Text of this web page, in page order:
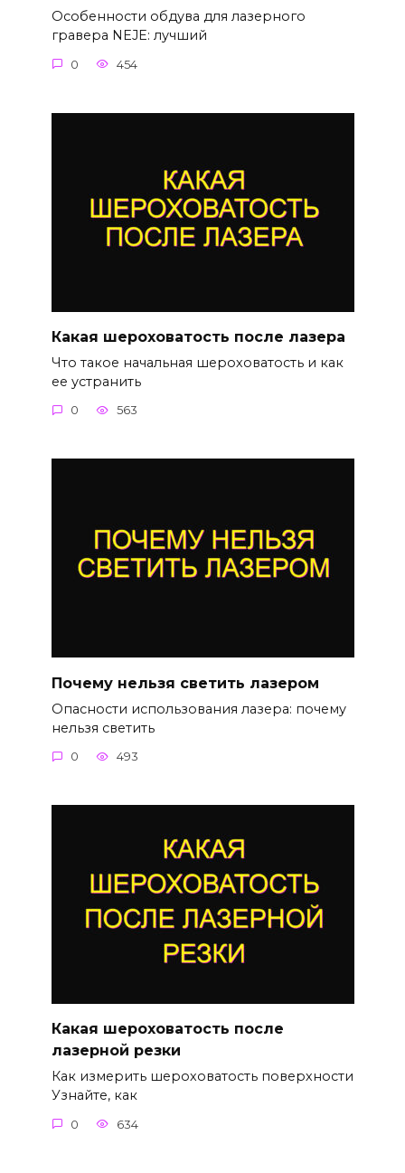
Особенности обдува для лазерного
гравера NEJE: лучший
0 454
Какая шероховатость после лазера
Что такое начальная шероховатость и как
ее устранить
0 563
Почему нельзя светить лазером
Опасности использования лазера: почему
нельзя светить
0 493
Какая шероховатость после
лазерной резки
Как измерить шероховатость поверхности
Узнайте, как
0 634